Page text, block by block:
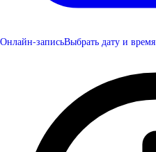
Онлайн-записьВыбрать дату и время